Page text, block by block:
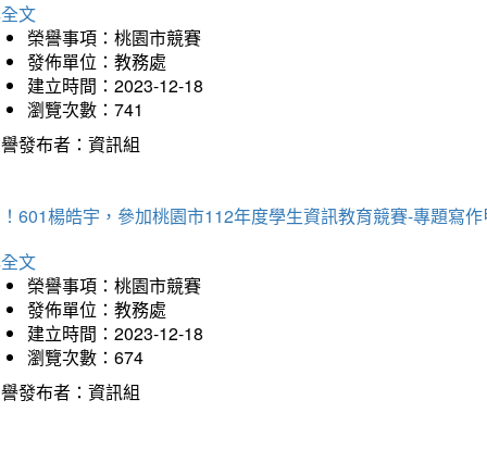
文
榮譽事項：桃園市競賽
發佈單位：教務處
建立時間：2023-12-18
瀏覽次數：741
發布者：資訊組
601楊皓宇，參加桃園市112年度學生資訊教育競賽-專題寫
文
榮譽事項：桃園市競賽
發佈單位：教務處
建立時間：2023-12-18
瀏覽次數：674
發布者：資訊組